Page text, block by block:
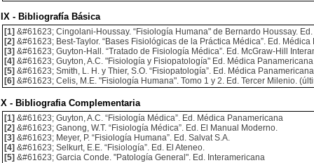
IX - Bibliografía Básica
[1] &#61623; Cingolani-Houssay. “Fisiología Humana" de Bernardo Houssay.
[2] &#61623; Best-Taylor. “Bases Fisiológicas de la Práctica Médica”. Ed.
[3] &#61623; Guyton-Hall. “Tratado de Fisiología Médica”. Ed. McGraw-Hill
[4] &#61623; Guyton, A.C. "Fisiología y Fisiopatología" Ed. Médica
[5] &#61623; Smith, L. H. y Thier, S.O. “Fisiopatología”. Ed. Médica
[6] &#61623; Celis, M.E. "Fisiología Humana". Tomo 1 y 2. Ed. Tercer Milenio.
X - Bibliografia Complementaria
[1] &#61623; Guyton, A.C. “Fisiología Médica”. Ed. Médica Panamericana
[2] &#61623; Ganong, W.T. “Fisiología Médica”. Ed. El Manual Moderno.
[3] &#61623; Meyer, P. “Fisiología Humana”. Ed. Salvat S.A.
[4] &#61623; Selkurt, E.E. “Fisiología”. Ed. El Ateneo.
[5] &#61623; Garcia Conde. "Patología General". Ed. Interamericana